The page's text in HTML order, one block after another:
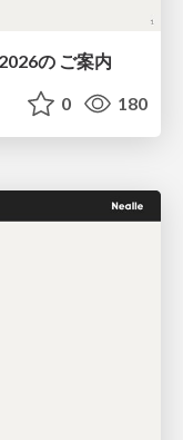
の ご案内
0 180